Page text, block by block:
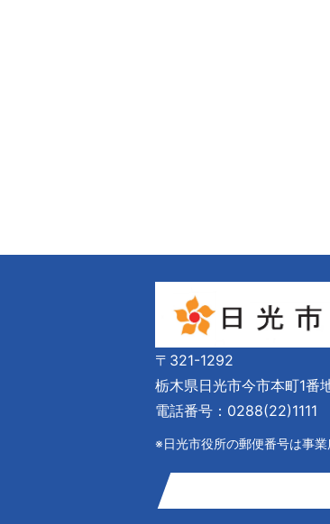
〒321-1292
栃木県日光市今市本町1番
電話番号：0288(22)1111
※日光市役所の郵便番号は事